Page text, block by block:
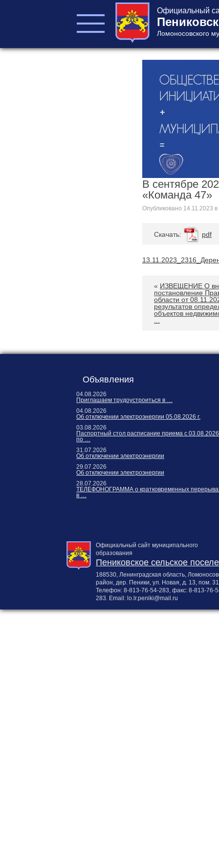
Официальный
Ломоносовского
Ломоносовский район,
В сентябре
«Команда 47»
Опубликовано 14.11.2023
Cкачать: pdf
« ИЗВЕЩЕНИЕ О
постановление
области от
результатов
объектов
Объявления
04.08.2026
Приглашаем трудоустроиться в …
04.08.2026
Об отключении электроэнергии 05.08.2026 г.
03.08.2026
Паспортный стол расписание приема с 03.08.2026
по …
31.07.2026
Об отключении электроэнергии
29.07.2026
Об отключении электроэнергии
28.07.2026
ТЕЛЕФОНОГРАММА о кратковременных
в …
Официальный сайт муниципального
образования
Пениковское сельское
188530, Ленинградская область,
район, дер. Пеники, ул. Новая, д. 13, пом. 31
Телефон: 8-813-76-54-283 , факс: 8-813-76-
283 . Email: lo.lr.peniki@mail.ru